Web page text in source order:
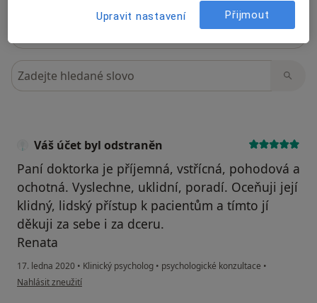
Hledejte v názorech
Váš účet byl odstraněn
Paní doktorka je příjemná, vstřícná, pohodová a
ochotná. Vyslechne, uklidní, poradí. Oceňuji její
klidný, lidský přístup k pacientům a tímto jí
děkuji za sebe i za dceru.
Renata
17. ledna 2020 • Klinický psycholog • psychologické konzultace •
podle názoru uživatele Váš účet byl odstraněn
Nahlásit zneužití
Upravit nastavení Přijmout